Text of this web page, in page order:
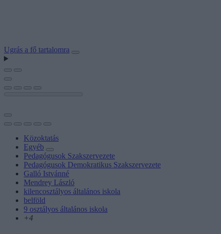
Ugrás a fő tartalomra
Közoktatás
Egyéb
Pedagógusok Szakszervezete
Pedagógusok Demokratikus Szakszervezete
Galló Istvánné
Mendrey László
kilencosztályos általános iskola
belföld
9 osztályos általános iskola
+4